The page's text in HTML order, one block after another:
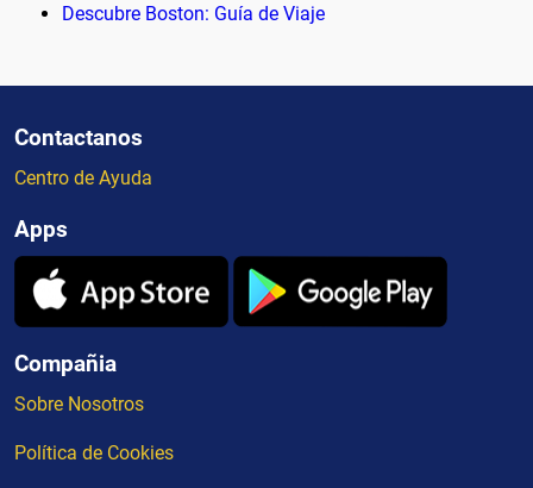
Descubre Boston: Guía de Viaje
Contactanos
Centro de Ayuda
Apps
Compañia
Sobre Nosotros
Política de Cookies